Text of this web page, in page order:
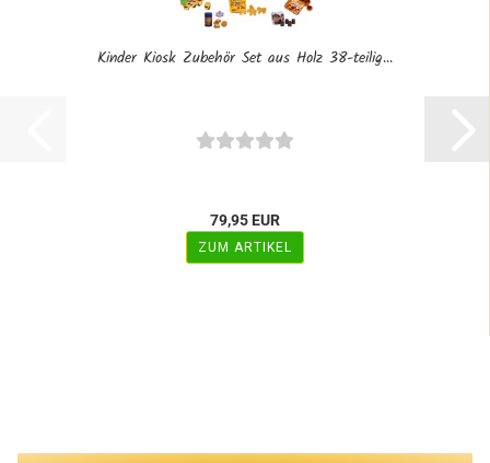
Kinder Kiosk Zubehör Set aus Holz 38-teilig...
79,95 EUR
ZUM ARTIKEL